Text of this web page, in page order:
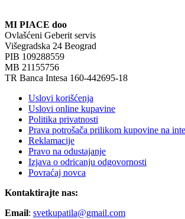
MI PIACE doo
Ovlašćeni Geberit servis
Višegradska 24 Beograd
PIB 109288559
MB 21155756
TR Banca Intesa 160-442695-18
Uslovi korišćenja
Uslovi online kupavine
Politika privatnosti
Prava potrošača prilikom kupovine na
Reklamacije
Pravo na odustajanje
Izjava o odricanju odgovornosti
Povraćaj novca
Kontaktirajte nas:
Email: svetkupatila@gmail.com